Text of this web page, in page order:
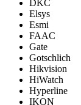
DKC
Elsys
Esmi
FAAC
Gate
Gotschlich
Hikvision
HiWatch
Hyperline
IKON